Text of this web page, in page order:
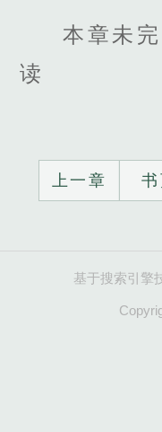
本章未
读
上一章
基于搜索引擎